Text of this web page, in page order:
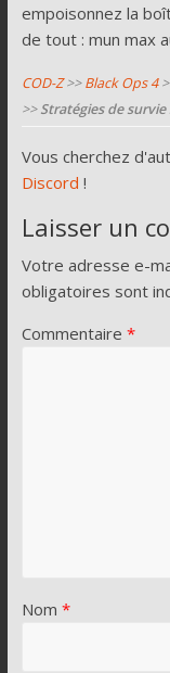
empoisonnez la
de tout : mun max
COD-Z>>Black Ops 4
>>Stratégies de survie
Vous cherchez
Discord !
Laisser un
Votre adresse e-
obligatoires sont
Commentaire *
Nom *